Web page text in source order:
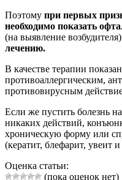
Поэтому при первых
необходимо показать
(на выявление возбудителя)
лечению.
В качестве терапии
противоаллергическим,
противовирусным
Если же пустить болезнь
никаких действий,
хроническую форму или
(кератит, блефарит, увеит и
Оценка статьи:
(пока оценок нет)